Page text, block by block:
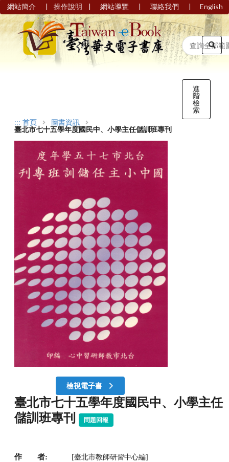
網站簡介 | 操作說明 | 網站導覽 | 聯絡我們 | English
進
階
檢
索
::: 首頁
圖書資訊
臺北市七十五學年度國民中、小學主任儲訓班專刊
檢視電子書
臺北市七十五學年度國民中、小學主任
儲訓班專刊
問題回報
作 者: [臺北市教師研習中心編]